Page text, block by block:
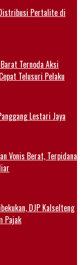
Pertalite di
Ternoda Aksi
Telusuri Pelaku
Lestari Jaya
Vonis Berat, Terpidana
DJP Kalselteng
Pajak